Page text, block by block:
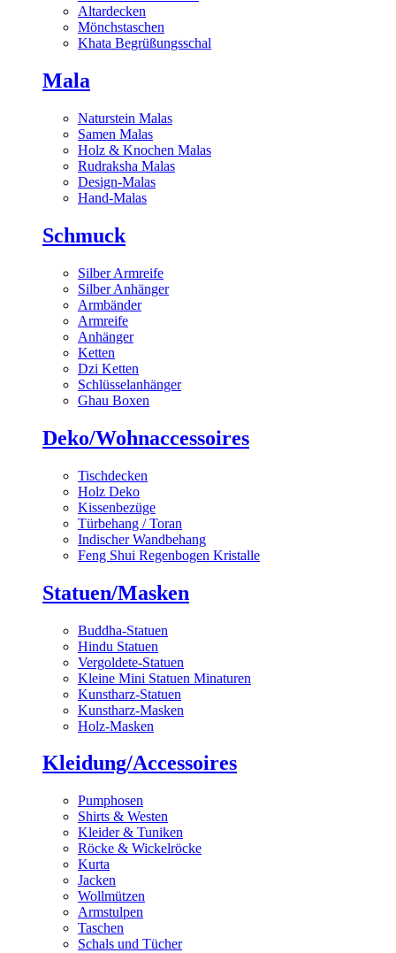
Altardecken
Mönchstaschen
Khata Begrüßungsschal
Mala
Naturstein Malas
Samen Malas
Holz & Knochen Malas
Rudraksha Malas
Design-Malas
Hand-Malas
Schmuck
Silber Armreife
Silber Anhänger
Armbänder
Armreife
Anhänger
Ketten
Dzi Ketten
Schlüsselanhänger
Ghau Boxen
Deko/Wohnaccessoires
Tischdecken
Holz Deko
Kissenbezüge
Türbehang / Toran
Indischer Wandbehang
Feng Shui Regenbogen Kristalle
Statuen/Masken
Buddha-Statuen
Hindu Statuen
Vergoldete-Statuen
Kleine Mini Statuen Minaturen
Kunstharz-Statuen
Kunstharz-Masken
Holz-Masken
Kleidung/Accessoires
Pumphosen
Shirts & Westen
Kleider & Tuniken
Röcke & Wickelröcke
Kurta
Jacken
Wollmützen
Armstulpen
Taschen
Schals und Tücher